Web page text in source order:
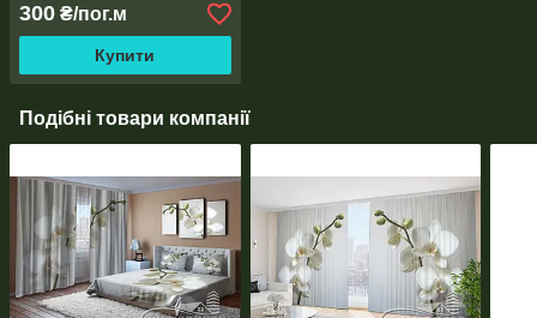
300 ₴/пог.м
Купити
Подібні товари компанії